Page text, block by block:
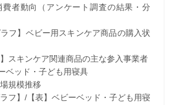
向（アンケート調査の結果・分
ベビー用スキンケア商品の購入状
ンケア関連商品の主な参入事業者
ッド・子ども用寝具
推移
/【表】ベビーベッド・子ども用寝